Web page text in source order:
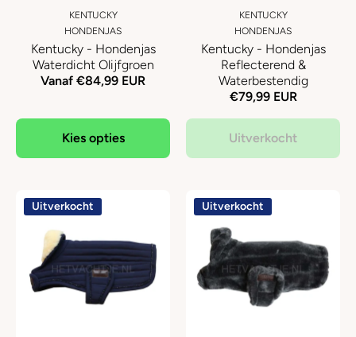
KENTUCKY
HONDENJAS
Kentucky - Hondenjas
Waterdicht Olijfgroen
Vanaf €84,99 EUR
Kies opties
KENTUCKY
HONDENJAS
Kentucky - Hondenjas
Reflecterend &
Waterbestendig
€79,99 EUR
Uitverkocht
Uitverkocht Uitverkocht